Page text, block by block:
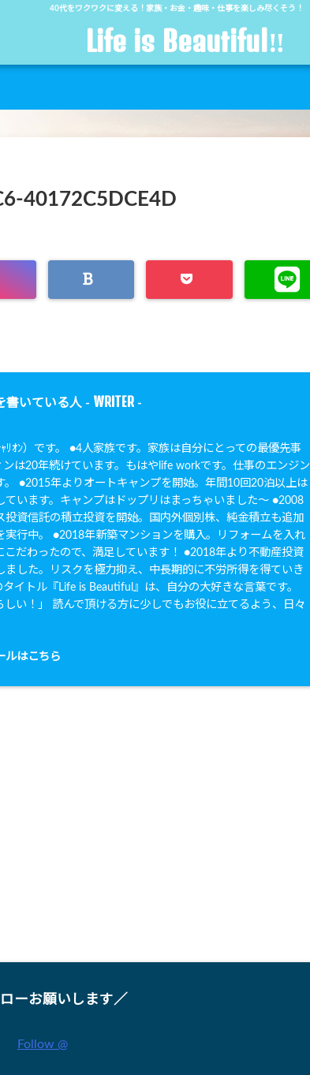
40代をワクワクに変える！家族・お金・趣味・仕事を楽しみ尽くそう！
Life is Beautiful‼︎
40172C5DCE4D
書いている人 - WRITER -
ﾘｵﾝ）です。 ●4人家族です。家族は自分にとっての最優先事
は20年続けています。もはやlife workです。仕事のエンジン
。 ●2015年よりオートキャンプを開始。年間10回20泊以上は
ています。キャンプはドップリはまっちゃいました〜 ●2008
投資信託の積立投資を開始。国内外個別株、純金積立も追加
実行中。 ●2018年新築マンションを購入。リフォームを入れ
こだわったので、満足しています！ ●2018年より不動産投資
ました。リスクを極力抑え、中長期的に不労所得を得ていき
イトル『Life is Beautiful』は、自分の大好きな言葉です。
しい！」 読んで頂ける方に少しでもお役に立てるよう、日々
ルはこちら
ーお願いします／
Follow @